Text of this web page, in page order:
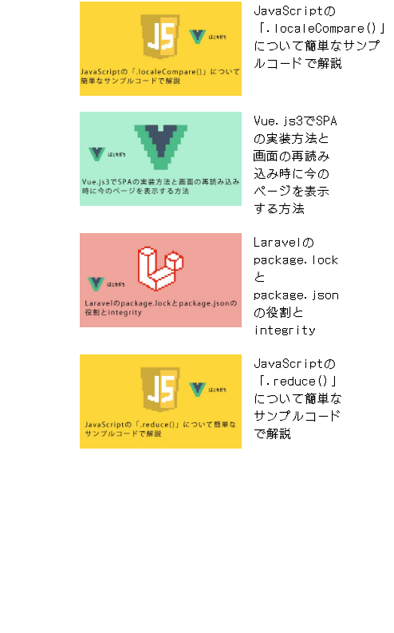
JavaScriptの
「.localeCompare()」
について簡単なサンプ
ルコードで解説
Vue.js3でSPA
の実装方法と
画面の再読み
込み時に今の
ページを表示
する方法
Laravelの
package.lock
と
package.json
の役割と
integrity
JavaScriptの
「.reduce()」
について簡単な
サンプルコード
で解説